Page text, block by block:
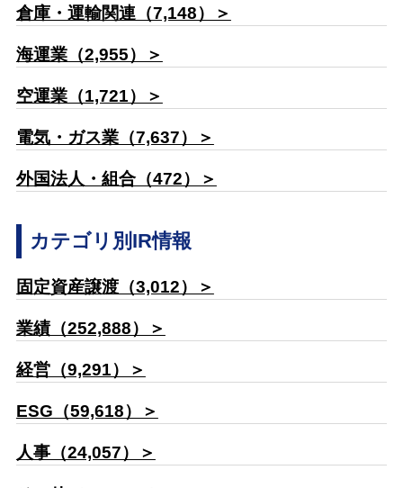
倉庫・運輸関連（7,148）＞
海運業（2,955）＞
空運業（1,721）＞
電気・ガス業（7,637）＞
外国法人・組合（472）＞
カテゴリ別IR情報
固定資産譲渡（3,012）＞
業績（252,888）＞
経営（9,291）＞
ESG（59,618）＞
人事（24,057）＞